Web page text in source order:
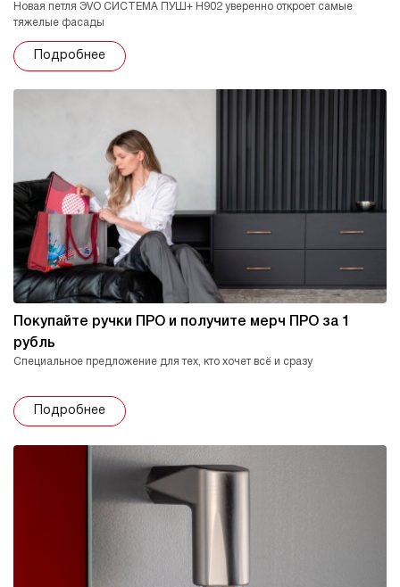
Новая петля ЭVO СИСТЕМА ПУШ+ H902 уверенно откроет самые
тяжелые фасады
Подробнее
Покупайте ручки ПРО и получите мерч ПРО за 1
рубль
Специальное предложение для тех, кто хочет всё и сразу
Подробнее